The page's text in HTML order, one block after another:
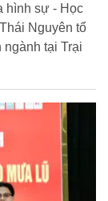
hình sự - Học
Nguyên tổ
tại Trại